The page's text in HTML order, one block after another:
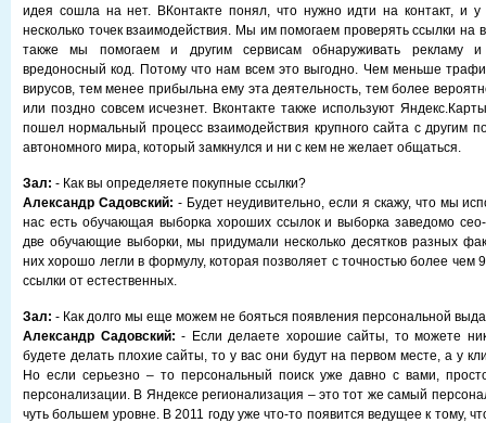
идея сошла на нет. ВКонтакте понял, что нужно идти на контакт, и у
несколько точек взаимодействия. Мы им помогаем проверять ссылки на
также мы помогаем и другим сервисам обнаруживать рекламу
вредоносный код. Потому что нам всем это выгодно. Чем меньше
вирусов, тем менее прибыльна ему эта деятельность, тем более
или поздно совсем исчезнет. Вконтакте также используют
пошел нормальный процесс взаимодействия крупного сайта с другим
автономного мира, который замкнулся и ни с кем не желает общаться.
Зал: - Как вы определяете покупные ссылки?
Александр Садовский: - Будет неудивительно, если я скажу, что мы
нас есть обучающая выборка хороших ссылок и выборка заведомо
две обучающие выборки, мы придумали несколько десятков разных
них хорошо легли в формулу, которая позволяет с точностью более чем
ссылки от естественных.
Зал: - Как долго мы еще можем не бояться появления персональной
Александр Садовский: - Если делаете хорошие сайты, то можете
будете делать плохие сайты, то у вас они будут на первом месте, а у
Но если серьезно – то персональный поиск уже давно с вами,
персонализации. В Яндексе регионализация – это тот же самый
чуть большем уровне. В 2011 году уже что-то появится ведущее к тому,